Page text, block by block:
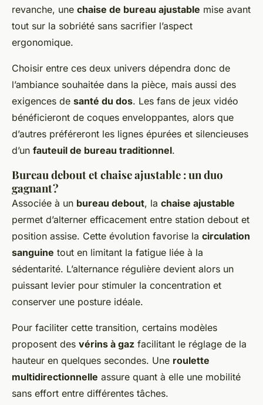
revanche, une chaise de bureau ajustable mise avant
tout sur la sobriété sans sacrifier l’aspect
ergonomique.
Choisir entre ces deux univers dépendra donc de
l’ambiance souhaitée dans la pièce, mais aussi des
exigences de santé du dos. Les fans de jeux vidéo
bénéficieront de coques enveloppantes, alors que
d’autres préféreront les lignes épurées et silencieuses
d’un fauteuil de bureau traditionnel.
Bureau debout et chaise ajustable : un duo
gagnant ?
Associée à un bureau debout, la chaise ajustable
permet d’alterner efficacement entre station debout et
position assise. Cette évolution favorise la circulation
sanguine tout en limitant la fatigue liée à la
sédentarité. L’alternance régulière devient alors un
puissant levier pour stimuler la concentration et
conserver une posture idéale.
Pour faciliter cette transition, certains modèles
proposent des vérins à gaz facilitant le réglage de la
hauteur en quelques secondes. Une roulette
multidirectionnelle assure quant à elle une mobilité
sans effort entre différentes tâches.